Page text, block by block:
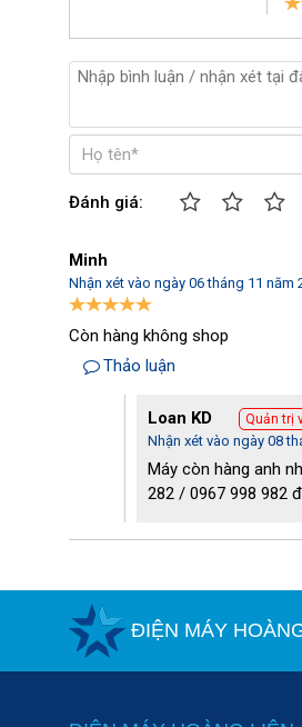
Ống mềm của máy hút bụi
mới hoạt động được.
Cụ thể, 1 đầu đường dây được
với bàn hút bụi, hoặc nối cùng
lớn sẽ làm áp lực hút của
Thông thường, phụ kiện này
Thế nhưng, qua thời gian sử
gen.
Đánh giá:
Minh
Nhận xét vào ngày 06 tháng 11 năm
Còn hàng không shop
Thảo luận
Loan KD Quản trị
Nhận xét vào ngày 08
Máy còn hàng anh
282 / 0967 998 982
ĐIỆN MÁY